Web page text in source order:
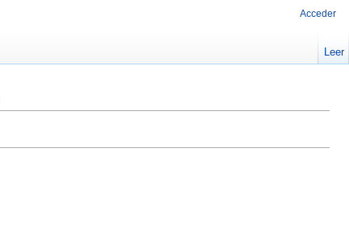
Acceder
Leer